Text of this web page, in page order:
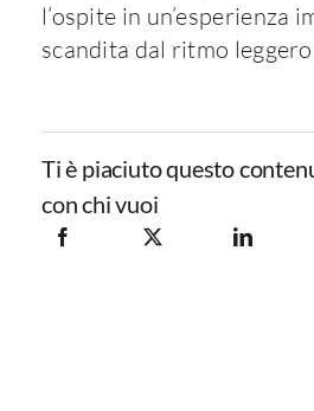
l’ospite in un’esperienza
scandita dal ritmo
Ti è piaciuto questo
con chi vuoi